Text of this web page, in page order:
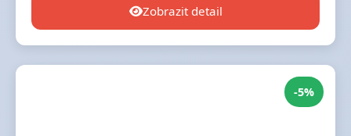
Zobrazit detail
-5%